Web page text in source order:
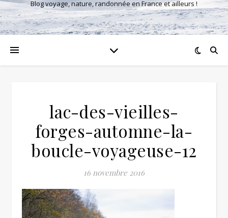
Blog voyage, nature, randonnée en France et ailleurs !
lac-des-vieilles-
forges-automne-la-
boucle-voyageuse-12
16 novembre 2016